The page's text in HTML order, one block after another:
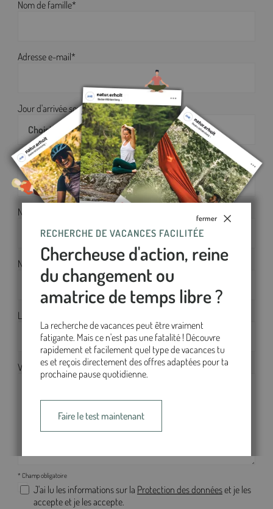
Nom de famille*
Adresse e-mail*
Jour d'arrivée souhaité*
Jour de départ souhaité*
Nombre d'adultes*
Nombre d'enfants (moins de 12 ans)*
Lieu *
Bad Wimpfen
Votre message pour moi*
* Champ obligatoire
J'ai lu les informations sur la Protection des donnéeset je les
accepte et je les accepte.
fermer
RECHERCHE DE VACANCES FACILITÉE
Chercheuse d'action, reine
du changement ou
amatrice de temps libre ?
La recherche de vacances peut être vraiment
fatigante. Mais ce n'est pas une fatalité ! Découvre
rapidement et facilement quel type de vacances tu
es et reçois directement des offres adaptées pour ta
prochaine pause quotidienne.
Faire le test maintenant